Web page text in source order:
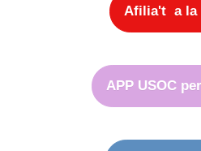
Afilia't a la
APP USOC